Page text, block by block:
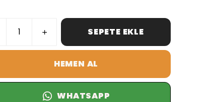
SEPETE EKLE
HEMEN AL
WHATSAPP